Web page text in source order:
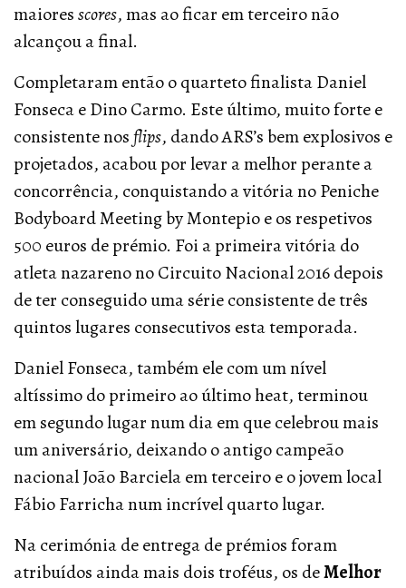
maioresscores, mas ao ficar em terceiro não
alcançou a final.
Completaram então o quarteto finalista Daniel
Fonseca e Dino Carmo. Este último, muito forte e
consistente nosflips, dando ARS’s bem explosivos e
projetados, acabou por levar a melhor perante a
concorrência, conquistando a vitória no Peniche
Bodyboard Meeting by Montepio e os respetivos
500 euros de prémio. Foi a primeira vitória do
atleta nazareno no Circuito Nacional 2016 depois
de ter conseguido uma série consistente de três
quintos lugares consecutivos esta temporada.
Daniel Fonseca, também ele com um nível
altíssimo do primeiro ao último heat, terminou
em segundo lugar num dia em que celebrou mais
um aniversário, deixando o antigo campeão
nacional João Barciela em terceiro e o jovem local
Fábio Farricha num incrível quarto lugar.
Na cerimónia de entrega de prémios foram
atribuídos ainda mais dois troféus, os deMelhor